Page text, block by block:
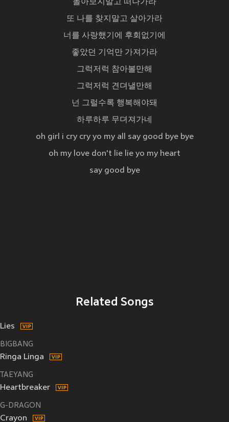
돌아보지말고 떠나가라
또 나를 찾지말고 살아가라
너를 사랑했기에 후회없기에
좋았던 기억만 가져가라
그럭저럭 참아볼만해
그럭저럭 견뎌낼만해
넌 그럴수록 행복해야돼
하루하루 무뎌져가네
oh girl i cry cry yo my all say good bye bye
oh my love don't lie lie yo my heart
say good bye
Related Songs
Lies
BIGBANG
Ringa Linga
TAEYANG
Heartbreaker
G-DRAGON
Crayon